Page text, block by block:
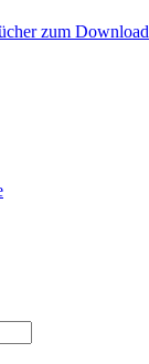
zum Download